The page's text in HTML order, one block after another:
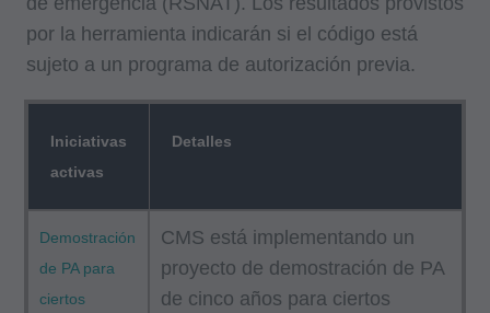
por la herramienta indicarán si el código está
sujeto a un programa de autorización previa.
Iniciativas
activas
Detalles
Demostración
de PA para
ciertos
CMS está implementando un
proyecto de demostración de PA
de cinco años para ciertos